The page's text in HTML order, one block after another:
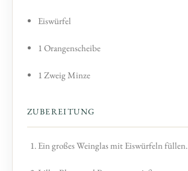
Eiswürfel
1 Orangenscheibe
1 Zweig Minze
ZUBEREITUNG
Ein großes Weinglas mit Eiswürfeln füllen.